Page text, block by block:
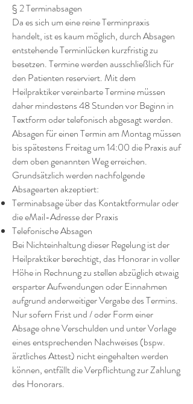
§ 2 Terminabsagen
Da es sich um eine reine Terminpraxis
handelt, ist es kaum möglich, durch Absagen
entstehende Terminlücken kurzfristig zu
besetzen. Termine werden ausschließlich für
den Patienten reserviert. Mit dem
Heilpraktiker vereinbarte Termine müssen
daher mindestens 48 Stunden vor Beginn in
Textform oder telefonisch abgesagt werden.
Absagen für einen Termin am Montag müssen
bis spätestens Freitag um 14:00 die Praxis auf
dem oben genannten Weg erreichen.
Grundsätzlich werden nachfolgende
Absagearten akzeptiert:
Terminabsage über das Kontaktformular oder
die eMail-Adresse der Praxis
Telefonische Absagen
Bei Nichteinhaltung dieser Regelung ist der
Heilpraktiker berechtigt, das Honorar in voller
Höhe in Rechnung zu stellen abzüglich etwaig
ersparter Aufwendungen oder Einnahmen
aufgrund anderweitiger Vergabe des Termins.
Nur sofern Frist und / oder Form einer
Absage ohne Verschulden und unter Vorlage
eines entsprechenden Nachweises (bspw.
ärztliches Attest) nicht eingehalten werden
können, entfällt die Verpflichtung zur Zahlung
des Honorars.